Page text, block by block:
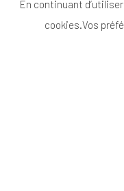
Commerce
En continuant
cookies.Vos